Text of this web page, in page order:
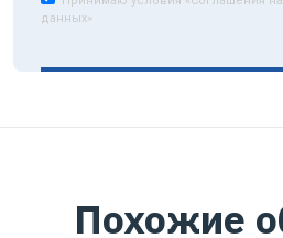
данных»
Похожие